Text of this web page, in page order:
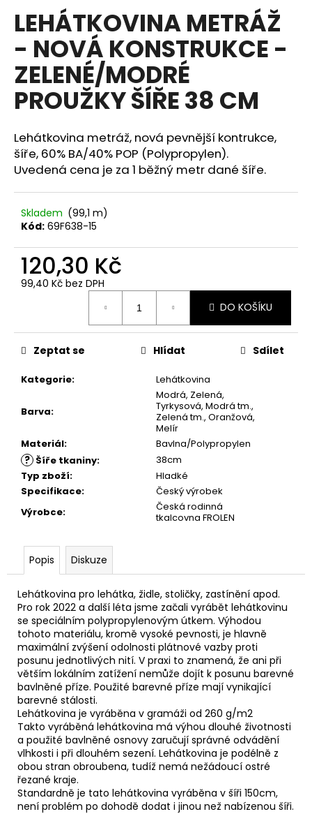
produktu
je
z
5
hvězdiček.
LEHÁTKOVINA METRÁŽ
- NOVÁ KONSTRUKCE -
ZELENÉ/MODRÉ
PROUŽKY ŠÍŘE 38 CM
Lehátkovina metráž, nová pevnější kontrukce,
šíře, 60% BA/40% POP (Polypropylen).
Uvedená cena je za 1 běžný metr dané šíře.
Skladem (99,1 m)
Kód: 69F638-15
120,30 Kč
99,40 Kč bez DPH
DO KOŠÍKU
Kategorie: Lehátkovina
Barva:
Modrá, Zelená,
Tyrkysová, Modrá tm.,
Zelená tm., Oranžová,
Melír
Materiál: Bavlna/Polypropylen
? Šíře tkaniny:
38cm
Typ zboží:
Hladké
Specifikace:
Český výrobek
Výrobce:
Česká rodinná
tkalcovna FROLEN
Zeptat se Hlídat Sdílet
Popis Diskuze
Lehátkovina pro lehátka, židle, stoličky, zastínění apod.
Pro rok 2022 a další léta jsme začali vyrábět lehátkovinu
se speciálním polypropylenovým útkem. Výhodou
tohoto materiálu, kromě vysoké pevnosti, je hlavně
maximální zvýšení odolnosti plátnové vazby proti
posunu jednotlivých nití. V praxi to znamená, že ani při
větším lokálním zatížení nemůže dojít k posunu barevné
bavlněné příze. Použité barevné příze mají vynikající
barevné stálosti.
Lehátkovina je vyráběna v gramáži od 260 g/m2
Takto vyráběná lehátkovina má výhou dlouhé životnosti
a použité bavlněné osnovy zaručují správné odvádění
vlhkosti i při dlouhém sezení. Lehátkovina je podélně z
obou stran obroubena, tudíž nemá nežádoucí ostré
řezané kraje.
Standardně je tato lehátkovina vyráběna v šíři 150cm,
není problém po dohodě dodat i jinou než nabízenou šíři.
a
j
í
t
?
HLEDAT
D
p
u
m
GLOSS
50X70
MODRÁ/BÍLÉ
PROUŽKY
100%LEN
101,60
Kč